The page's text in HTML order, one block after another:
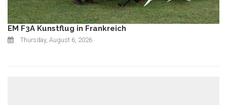
EM F3A Kunstflug in Frankreich
Thursday, August 6, 2026